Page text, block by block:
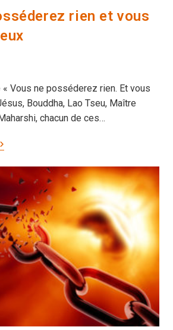
rien et vous
Vous ne posséderez rien. Et vous
Bouddha, Lao Tseu, Maître
chacun de ces…
Rien